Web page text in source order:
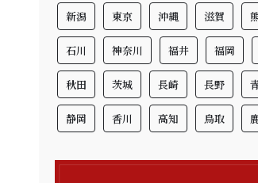
新潟 東京 沖縄 滋賀
石川 神奈川 福井 福岡
秋田 茨城 長崎 長野
静岡 香川 高知 鳥取